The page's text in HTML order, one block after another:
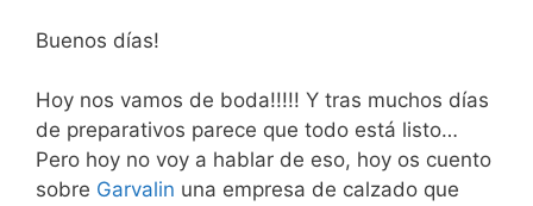
Buenos días!
Hoy nos vamos de boda!!!!! Y tras muchos días
de preparativos parece que todo está listo…
Pero hoy no voy a hablar de eso, hoy os cuento
sobre Garvalin una empresa de calzado que